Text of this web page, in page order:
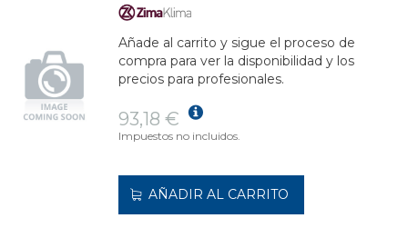
Añade al carrito y sigue el proceso de
compra para ver la disponibilidad y los
precios para profesionales.
93,18 €
Impuestos no incluidos.
AÑADIR AL CARRITO